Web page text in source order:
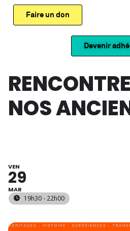
Faire un don
Devenir
NOS
VEN
29
MAR
19h30 - 22h00